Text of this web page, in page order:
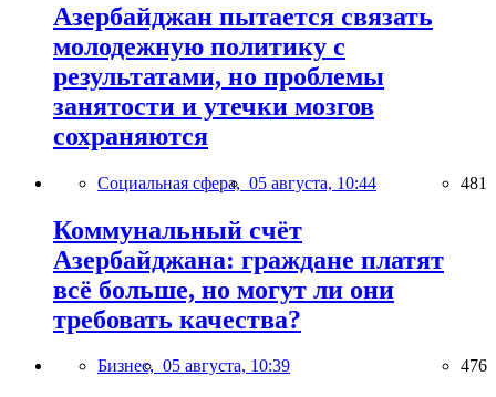
Азербайджан пытается связать
молодежную политику с
результатами, но проблемы
занятости и утечки мозгов
сохраняются
Социальная сфера, 05 августа, 10:44 481
Коммунальный счёт
Азербайджана: граждане платят
всё больше, но могут ли они
требовать качества?
Бизнес, 05 августа, 10:39 476